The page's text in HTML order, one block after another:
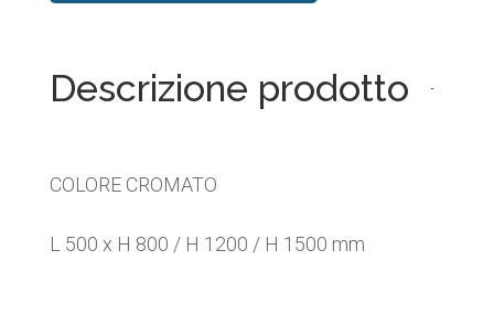
Descrizione prodotto
COLORE CROMATO
L 500 x H 800 / H 1200 / H 1500 mm